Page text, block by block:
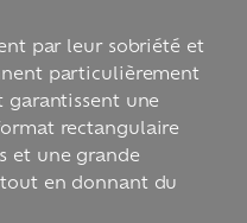
par leur sobriété et
particulièrement
garantissent une
rectangulaire
et une grande
en donnant du